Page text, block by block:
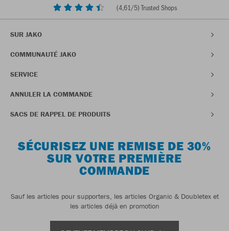
(4,61/5) Trusted Shops
SUR JAKO
COMMUNAUTÉ JAKO
SERVICE
ANNULER LA COMMANDE
SACS DE RAPPEL DE PRODUITS
SÉCURISEZ UNE REMISE DE 30%
SUR VOTRE PREMIÈRE
COMMANDE
Sauf les articles pour supporters, les articles Organic & Doubletex et
les articles déjà en promotion